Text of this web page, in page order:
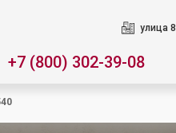
улица
+7 (800) 302-39-08